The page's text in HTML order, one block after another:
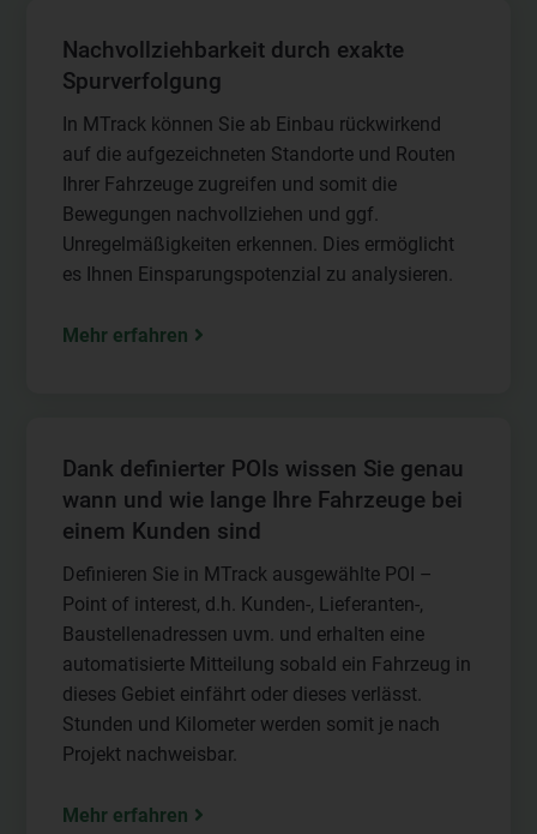
Nachvollziehbarkeit durch exakte
Spurverfolgung
In MTrack können Sie ab Einbau rückwirkend
auf die aufgezeichneten Standorte und Routen
Ihrer Fahrzeuge zugreifen und somit die
Bewegungen nachvollziehen und ggf.
Unregelmäßigkeiten erkennen. Dies ermöglicht
es Ihnen Einsparungspotenzial zu analysieren.
Mehr erfahren
Dank definierter POIs wissen Sie genau
wann und wie lange Ihre Fahrzeuge bei
einem Kunden sind
Definieren Sie in MTrack ausgewählte POI –
Point of interest, d.h. Kunden-, Lieferanten-,
Baustellenadressen uvm. und erhalten eine
automatisierte Mitteilung sobald ein Fahrzeug in
dieses Gebiet einfährt oder dieses verlässt.
Stunden und Kilometer werden somit je nach
Projekt nachweisbar.
Mehr erfahren